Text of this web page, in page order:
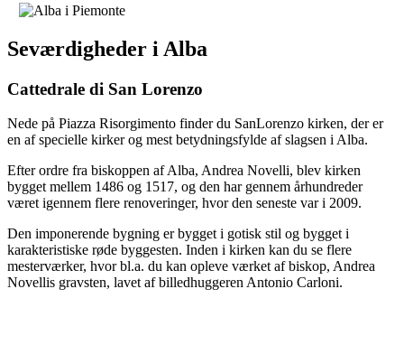
Seværdigheder i Alba
Cattedrale di San Lorenzo
Nede på Piazza Risorgimento finder du SanLorenzo kirken, der er
en af specielle kirker og mest betydningsfylde af slagsen i Alba.
Efter ordre fra biskoppen af Alba, Andrea Novelli, blev kirken
bygget mellem 1486 og 1517, og den har gennem århundreder
været igennem flere renoveringer, hvor den seneste var i 2009.
Den imponerende bygning er bygget i gotisk stil og bygget i
karakteristiske røde byggesten. Inden i kirken kan du se flere
mesterværker, hvor bl.a. du kan opleve værket af biskop, Andrea
Novellis gravsten, lavet af billedhuggeren Antonio Carloni.